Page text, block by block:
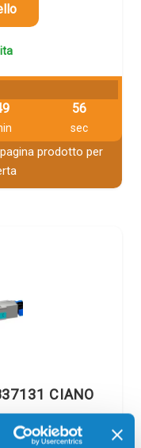
56
sec
prodotto per
CIANO